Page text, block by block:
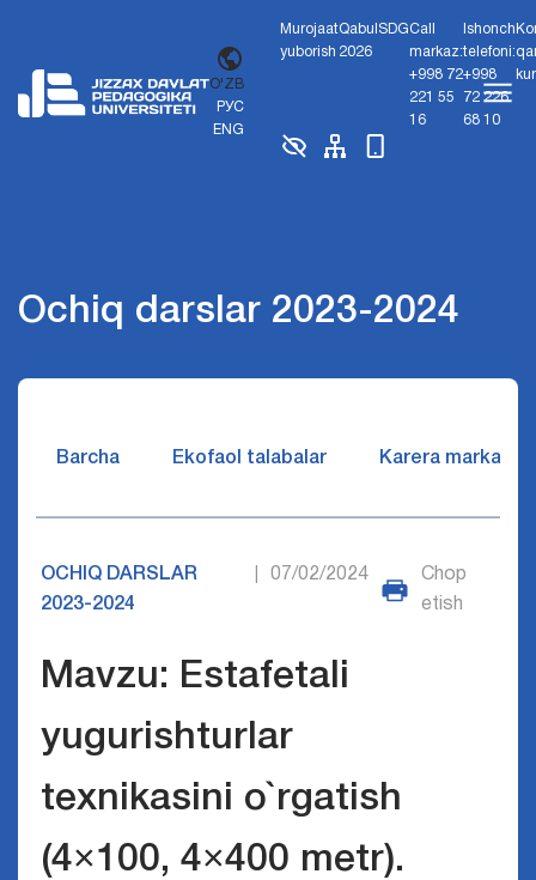
O'ZB
РУС
ENG
Murojaat
yuborish
Qabul
2026
SDGCall
markaz:
+998 72
221 55
16
Ishonch
telefoni:
+998
72 226
68 10
Ochiq darslar 2023-2024
Barcha Ekofaol talabalar Karera markazi
OCHIQ DARSLAR
2023-2024
07/02/2024
Chop
etish
Mavzu: Estafetali
yugurishturlar
texnikasini o`rgatish
(4×100, 4×400 metr).